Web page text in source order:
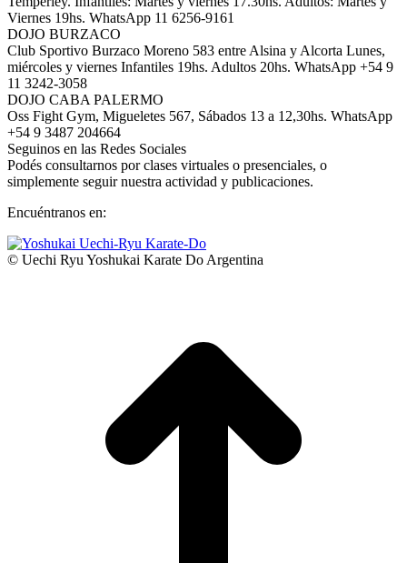
Viernes 19hs. WhatsApp 11 6256-9161
DOJO BURZACO
Club Sportivo Burzaco Moreno 583 entre Alsina y Alcorta Lunes,
miércoles y viernes Infantiles 19hs. Adultos 20hs. WhatsApp +54 9
11 3242-3058
DOJO CABA PALERMO
Oss Fight Gym, Migueletes 567, Sábados 13 a 12,30hs. WhatsApp
+54 9 3487 204664
Seguinos en las Redes Sociales
Podés consultarnos por clases virtuales o presenciales, o
simplemente seguir nuestra actividad y publicaciones.
Encuéntranos en:
Facebook
page
YouTube
page
Instagram
page
Whatsapp
page
© Uechi Ryu Yoshukai Karate Do Argentina